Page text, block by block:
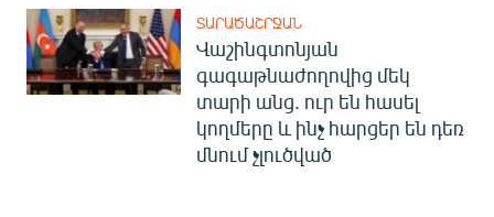
ՏԱՐԱԾԱՇՐՋԱՆ
Վաշինգտոնյան
գագաթնաժողովից մեկ
տարի անց. ուր են հասել
կողմերը և ինչ հարցեր են դեռ
մնում չլուծված